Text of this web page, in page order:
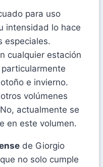
para uso
intensidad lo hace
especiales.
cualquier estación
e invierno.
volúmenes
actualmente se
en este volumen.
de Giorgio
no solo cumple